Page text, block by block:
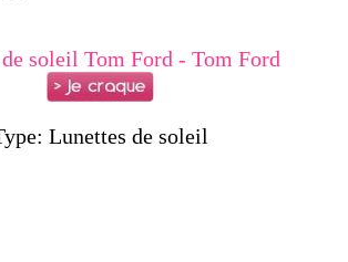
soleil Tom Ford - Tom Ford
Lunettes de soleil